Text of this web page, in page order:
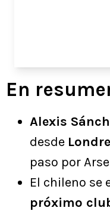
En
Alexis
desde
paso por
El chileno se
próximo